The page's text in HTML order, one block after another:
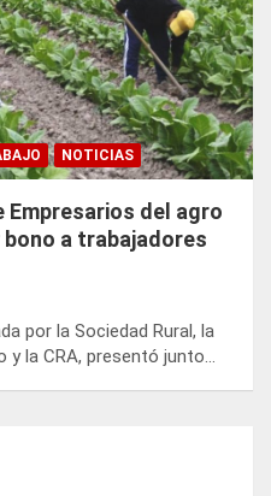
NOTICIAS
Empresarios del agro
a trabajadores
por la Sociedad Rural, la
y la CRA, presentó junto…